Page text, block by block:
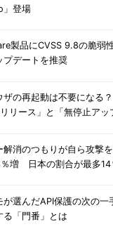
」登場
製品にCVSS 9.8の脆弱
プデートを推奨
ザの再起動は不要になる
リリース」と「無停止アッ
解消のつもりが自ら攻撃
増 日本の割合が最多14
が選んだAPI保護の次の
る「門番」とは